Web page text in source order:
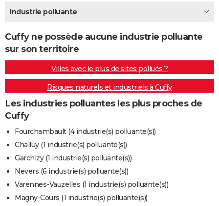
Destinations
City break
Voyage nature
Voyage de noces
Forum
Climat
+PHOTO
GUIDES D'ACHAT
BONS PLANS
CARTE DE VOEUX
Carte de Noël
Carte Bonne année
Carte Saint-Valentin
Carte d'anniversaire
DICTIONNAIRE
Dictionnaire
Biographies
Citations
Expressions
Proverbes
PROGRAMME TV
COPAINS D'AVANT
S'inscrire
Se connecter
Lycées
Collèges
Primaires
Universités
Entreprises
Service militaire
Avis de recherche
AVIS DE DÉCÈS
FORUM
Bricolage
Lifestyle
Culture
Sport
Auto
Television
Voyage
Cinema
Industrie polluante
Cuffy ne possède aucune industrie polluante
sur son territoire
Villes avec le plus de sites pollués ?
Risques naturels et industriels à Cuffy
Les industries polluantes les plus proches de
Cuffy
Fourchambault (4 industrie(s) polluante(s))
Challuy (1 industrie(s) polluante(s))
Garchizy (1 industrie(s) polluante(s))
Nevers (6 industrie(s) polluante(s))
Varennes-Vauzelles (1 industrie(s) polluante(s))
Magny-Cours (1 industrie(s) polluante(s))